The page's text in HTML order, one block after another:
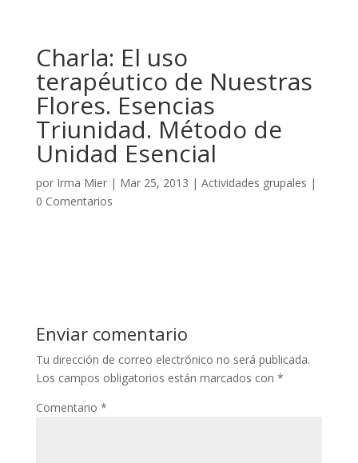
Charla: El uso
terapéutico de Nuestras
Flores. Esencias
Triunidad. Método de
Unidad Esencial
por Irma Mier| Mar 25, 2013 | Actividades grupales |
0 Comentarios
Enviar comentario
Tu dirección de correo electrónico no será publicada.
Los campos obligatorios están marcados con *
Comentario *